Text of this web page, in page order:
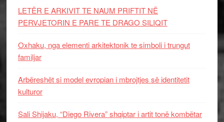
LETËR E ARKIVIT TE NAUM PRIFTIT NË
PERVJETORIN E PARE TE DRAGO SILIQIT
Oxhaku, nga elementi arkitektonik te simboli i trungut
familjar
Arbëreshët si model evropian i mbrojtjes së identitetit
kulturor
Sali Shijaku, “Diego Rivera” shqiptar i artit tonë kombëtar